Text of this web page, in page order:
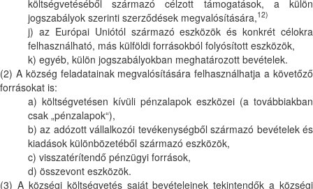
költségvetéséből származó célzott támogatások, a külön
jogszabályok szerinti szerződések megvalósítására,12)
j) az Európai Uniótól származó eszközök és konkrét célokra
felhasználható, más külföldi forrásokból folyósított eszközök,
k) egyéb, külön jogszabályokban meghatározott bevételek.
(2) A község feladatainak megvalósítására felhasználhatja a követőző
forrásokat is:
a) költségvetésen kívüli pénzalapok eszközei (a továbbiakban
csak „pénzalapok“),
b) az adózott vállalkozói tevékenységből származó bevételek és
kiadások különbözetéből származó eszközök,
c) visszatérítendő pénzügyi források,
d) összevont eszközök.
(3) A községi költségvetés saját bevételeinek tekintendők a községi